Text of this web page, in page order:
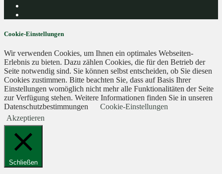
Cookie-Einstellungen
Wir verwenden Cookies, um Ihnen ein optimales Webseiten-
Erlebnis zu bieten. Dazu zählen Cookies, die für den Betrieb der
Seite notwendig sind. Sie können selbst entscheiden, ob Sie diesen
Cookies zustimmen. Bitte beachten Sie, dass auf Basis Ihrer
Einstellungen womöglich nicht mehr alle Funktionalitäten der Seite
zur Verfügung stehen. Weitere Informationen finden Sie in unseren
Datenschutzbestimmungen
Cookie-Einstellungen
Akzeptieren
Schließen